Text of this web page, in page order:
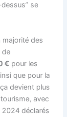
se
des
de
€ pour les
que pour la
devient plus
avec
déclarés